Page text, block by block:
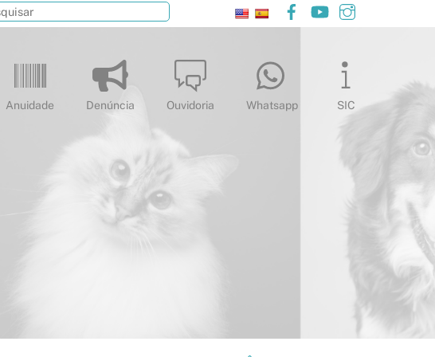
Facebook
YouTube
Anuidade Denúncia Ouvidoria Whatsapp SIC